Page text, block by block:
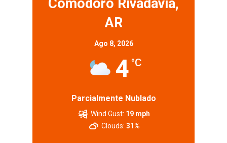
Comodoro Rivadavia,
AR
Ago 8, 2026
4 °C
Parcialmente Nublado
Wind Gust: 19 mph
Clouds: 31%